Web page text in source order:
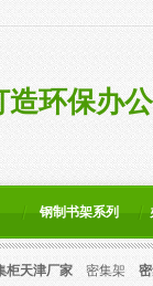
造环保办
钢制书架系列
柜天津厂家 密集架